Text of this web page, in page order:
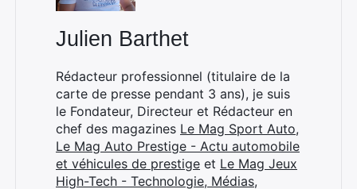
Julien Barthet
Rédacteur professionnel (titulaire de la
carte de presse pendant 3 ans), je suis
le Fondateur, Directeur et Rédacteur en
chef des magazines Le Mag Sport Auto,
Le Mag Auto Prestige - Actu automobile
et véhicules de prestige et Le Mag Jeux
High-Tech - Technologie, Médias,